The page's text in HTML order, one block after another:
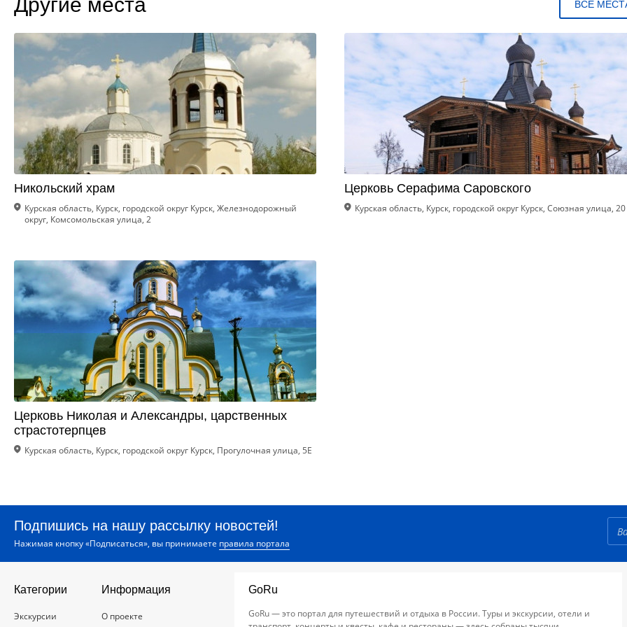
ВСЕ
Никольский храм
Курская область, Курск, городской округ Курск, Железнодорожный
округ, Комсомольская улица, 2
Церковь Серафима Саровского
Курская область, Курск, городской округ Курск, Союзная улица, 20
Церковь Николая и Александры, царственных
страстотерпцев
Курская область, Курск, городской округ Курск, Прогулочная улица, 5Е
Подпишись на нашу рассылку новостей!
Нажимая кнопку «Подписаться», вы принимаете правила портала
Категории
Экскурсии
Информация
О проекте
GoRu
GoRu — это портал для путешествий и отдыха в России. Туры и экскурсии, отели и